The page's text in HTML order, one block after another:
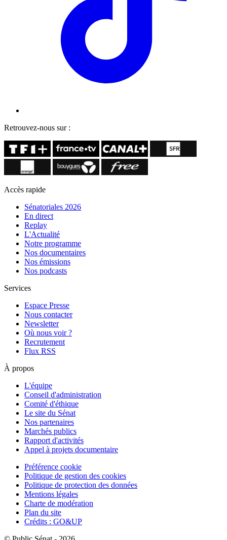
Retrouvez-nous sur :
Accès rapide
Sénatoriales 2026
En direct
Replay
L'Actualité
Notre programme
Nos documentaires
Nos émissions
Nos podcasts
Services
Espace Presse
Nous contacter
Newsletter
Où nous voir ?
Recrutement
Flux RSS
À propos
L'équipe
Conseil d'administration
Comité d'éthique
Le site du Sénat
Nos partenaires
Marchés publics
Rapport d'activités
Appel à projets documentaire
Préférence cookie
Politique de gestion des cookies
Politique de protection des données
Mentions légales
Charte de modération
Plan du site
Crédits : GO&UP